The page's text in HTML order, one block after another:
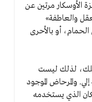
الأوسكار مرتين عن
والعاطفة»
أو بالأحرى
لذلك ليست
والمرحاض الموجود
الذي يستخدمه